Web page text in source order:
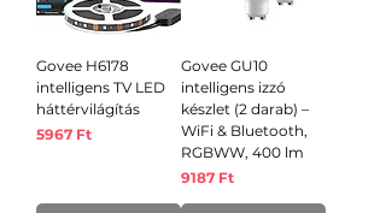
Govee H6178
intelligens TV LED
háttérvilágítás
Ár
5967 Ft
Govee GU10
intelligens izzó
készlet (2 darab) –
WiFi & Bluetooth,
RGBWW, 400 lm
Ár
9187 Ft